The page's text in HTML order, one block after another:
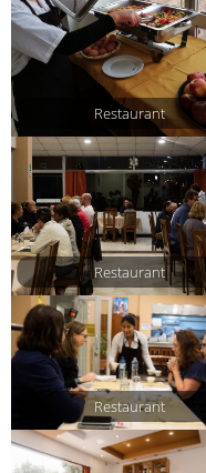
Restaurant
Restaurant
Restaurant